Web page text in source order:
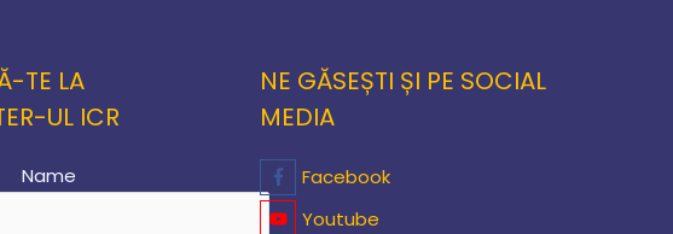
TE LA
UL ICR
Name
NE GĂSEȘTI ȘI PE SOCIAL
MEDIA
Facebook
Youtube